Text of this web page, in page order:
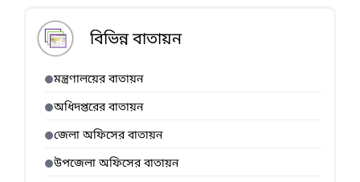
বিভিন্ন বাতায়ন
মন্ত্রণালয়ের বাতায়ন
অধিদপ্তরের বাতায়ন
জেলা অফিসের বাতায়ন
উপজেলা অফিসের বাতায়ন